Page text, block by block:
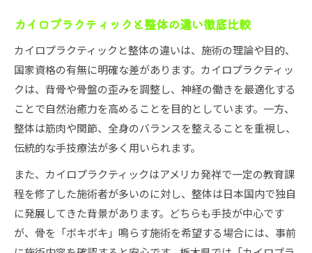
カイロプラクティック施術の安全性と配慮点
カイロプラクティック選びで重視すべきポイン
ト
施術時の服装やブラジャー対策を徹底解説
カイロプラクティック施術時の服装の選び方
カイロプラクティックでブラジャーは外すべ
動きやすい服装でカイロ施術を快適に受けるコ
カイロプラクティック施術前の服装マナーまと
め
カイロプラクティックと整体の違い徹底比較
カイロプラクティックと整体の違いは、施術の理論や目的、
国家資格の有無に明確な差があります。カイロプラクティッ
クは、背骨や骨盤の歪みを調整し、神経の働きを最適化する
ことで自然治癒力を高めることを目的としています。一方、
整体は筋肉や関節、全身のバランスを整えることを重視し、
伝統的な手技療法が多く用いられます。
また、カイロプラクティックはアメリカ発祥で一定の教育課
程を修了した施術者が多いのに対し、整体は日本国内で独自
に発展してきた背景があります。どちらも手技が中心です
が、骨を「ボキボキ」鳴らす施術を希望する場合には、事前